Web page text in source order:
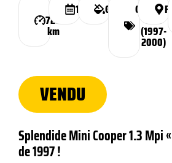
720
km
1997 GunmetalClassique
MPI
(1997-
2000)
VENDU
Splendide Mini Cooper 1.3 Mpi
de 1997 !